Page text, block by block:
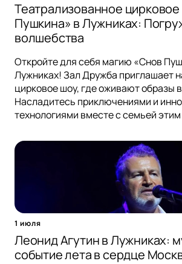
Театрализованное
Пушкина» в Лужниках:
волшебства
Откройте для себя магию «Снов
Лужниках! Зал Дружба приглашает
цирковое шоу, где оживают образы
Насладитесь приключениями и
технологиями вместе с семьей
1 июля
Леонид Агутин в Лужниках:
событие лета в сердце